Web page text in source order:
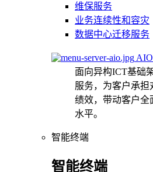
维保服务
业务连续性和容灾
数据中心迁移服务
面向异构ICT基础
服务，为客户承
绩效，带动客户全
水平。
智能终端
智能终端